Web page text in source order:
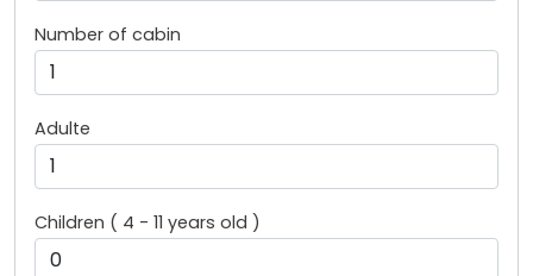
Number of cabin
Adulte
Children ( 4 - 11 years old )